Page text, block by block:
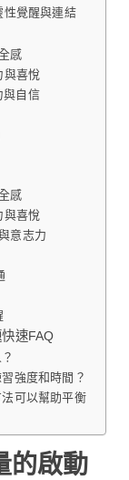
性覺醒與連結
感
與喜悅
與自信
感
與喜悅
意志力
速FAQ
強度和時間？
可以幫助平衡
的啟動